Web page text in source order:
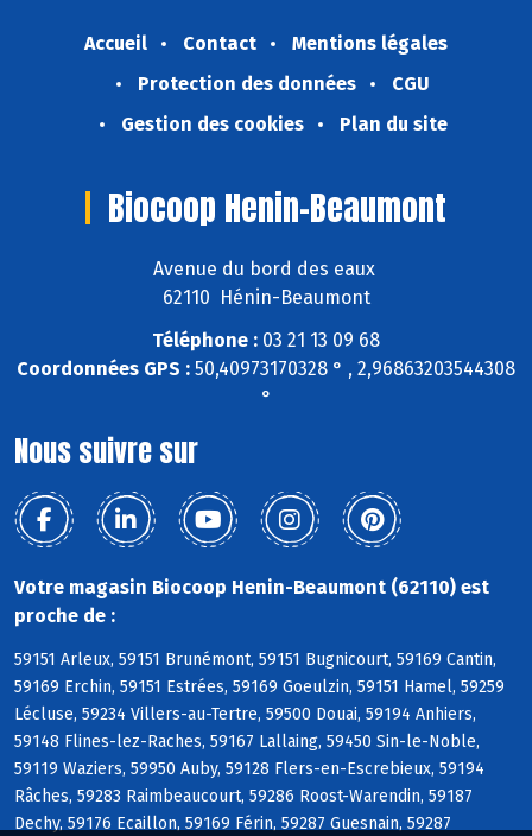
Accueil Contact
Mentions légales
Protection des données
CGU
Gestion des cookies
Plan du site
Biocoop Henin-Beaumont
Avenue du bord des eaux
62110 Hénin-Beaumont
Téléphone : 03 21 13 09 68
Coordonnées GPS : 50,40973170328 ° , 2,96863203544308
°
Nous suivre sur
Votre magasin Biocoop Henin-Beaumont (62110) est
proche de :
59151 Arleux, 59151 Brunémont, 59151 Bugnicourt, 59169 Cantin,
59169 Erchin, 59151 Estrées, 59169 Goeulzin, 59151 Hamel, 59259
Lécluse, 59234 Villers-au-Tertre, 59500 Douai, 59194 Anhiers,
59148 Flines-lez-Raches, 59167 Lallaing, 59450 Sin-le-Noble,
59119 Waziers, 59950 Auby, 59128 Flers-en-Escrebieux, 59194
Râches, 59283 Raimbeaucourt, 59286 Roost-Warendin, 59187
Dechy, 59176 Ecaillon, 59169 Férin, 59287 Guesnain, 59287